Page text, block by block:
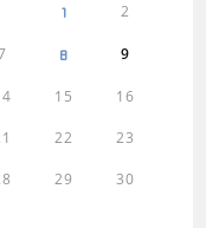
1 2
8 9
15 16
22 23
29 30